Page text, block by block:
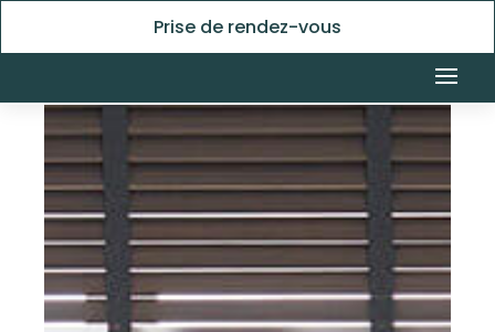
Prise de rendez-vous